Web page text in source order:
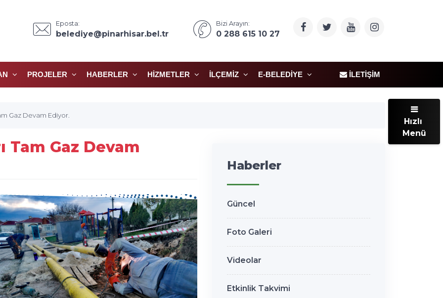
Eposta:
belediye@pinarhisar.bel.tr
Bizi Arayın:
0 288 615 10 27
PROJELER HABERLER HIZMETLER İLÇEMIZ E-BELEDIYE İLETIŞIM
Gaz Devam Ediyor.
Tam Gaz Devam
Haberler
Güncel
Foto Galeri
Videolar
Etkinlik Takvimi
Hızlı
Menü